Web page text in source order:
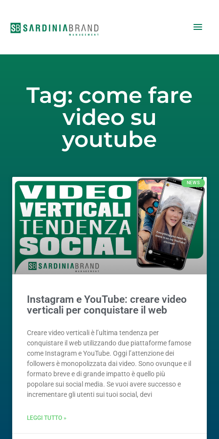
contenuto
Tag: come fare
video su
youtube
NEWS
Instagram e YouTube: creare video
verticali per conquistare il web
Creare video verticali è l’ultima tendenza per
conquistare il web utilizzando due piattaforme famose
come Instagram e YouTube. Oggi l’attenzione dei
followers è monopolizzata dai video. Sono ovunque e il
formato breve e di grande impatto è quello più
popolare sui social media. Se vuoi avere successo e
incrementare gli utenti sui tuoi social, devi
LEGGI TUTTO »